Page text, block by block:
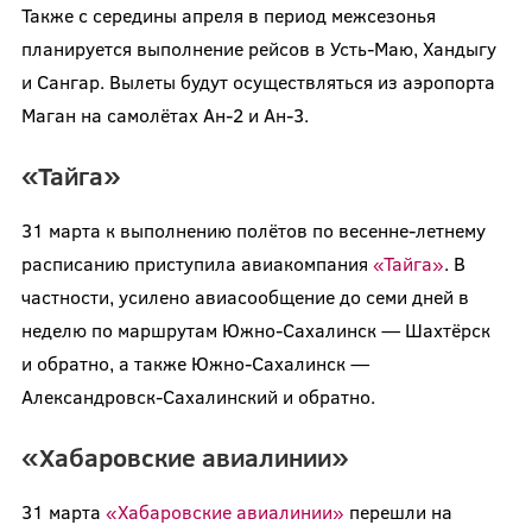
Также с середины апреля в период межсезонья
планируется выполнение рейсов в Усть-Маю, Хандыгу
и Сангар. Вылеты будут осуществляться из аэропорта
Маган на самолётах Ан-2 и Ан-3.
«Тайга»
31 марта к выполнению полётов по весенне-летнему
расписанию приступила авиакомпания «Тайга». В
частности, усилено авиасообщение до семи дней в
неделю по маршрутам Южно-Сахалинск — Шахтёрск
и обратно, а также Южно-Сахалинск —
Александровск-Сахалинский и обратно.
«Хабаровские авиалинии»
31 марта «Хабаровские авиалинии» перешли на